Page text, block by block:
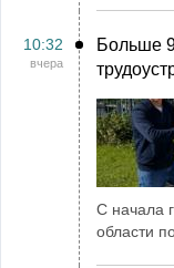
10:32
вчера
Больше
С начала
области